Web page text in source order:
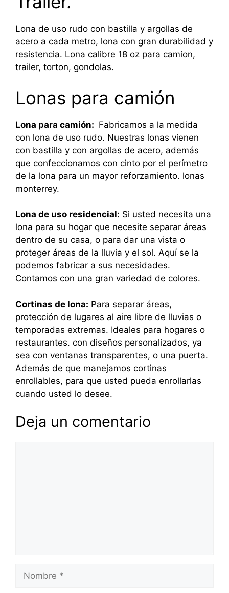
Lona de uso rudo con bastilla y argollas de
acero a cada metro, lona con gran durabilidad y
resistencia. Lona calibre 18 oz para camion,
trailer, torton, gondolas.
Lonas para camión
Lona para camión: Fabricamos a la medida
con lona de uso rudo. Nuestras lonas vienen
con bastilla y con argollas de acero, además
que confeccionamos con cinto por el perímetro
de la lona para un mayor reforzamiento. lonas
monterrey.
Lona de uso residencial: Si usted necesita una
lona para su hogar que necesite separar áreas
dentro de su casa, o para dar una vista o
proteger áreas de la lluvia y el sol. Aquí se la
podemos fabricar a sus necesidades.
Contamos con una gran variedad de colores.
Cortinas de lona: Para separar áreas,
protección de lugares al aire libre de lluvias o
temporadas extremas. Ideales para hogares o
restaurantes. con diseños personalizados, ya
sea con ventanas transparentes, o una puerta.
Además de que manejamos cortinas
enrollables, para que usted pueda enrollarlas
cuando usted lo desee.
Deja un comentario
Nombre